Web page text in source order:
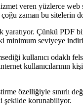
veren yüzlerce web
zaman bu sitelerin
Çünkü PDF
minimum seviyeye
kullanıcı odaklı
kullanıcılarının
özelliğiyle sınırlı
şekilde korunabiliyor.